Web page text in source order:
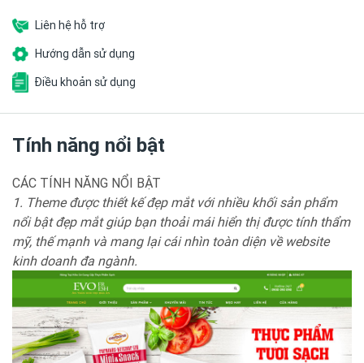
Liên hệ hỗ trợ
Hướng dẫn sử dụng
Điều khoản sử dụng
Tính năng nổi bật
CÁC TÍNH NĂNG NỔI BẬT
1. Theme được thiết kế đẹp mắt với nhiều khối sản phẩm
nổi bật đẹp mắt giúp bạn thoải mái hiển thị được tính thẩm
mỹ, thế mạnh và mang lại cái nhìn toàn diện về website
kinh doanh đa ngành.